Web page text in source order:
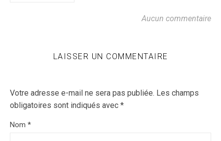
Aucun commentaire
LAISSER UN COMMENTAIRE
Votre adresse e-mail ne sera pas publiée. Les champs
obligatoires sont indiqués avec *
Nom *